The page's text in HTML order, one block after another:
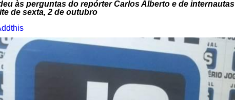
às perguntas do repórter Carlos Alberto e de internautas
de sexta, 2 de outubro